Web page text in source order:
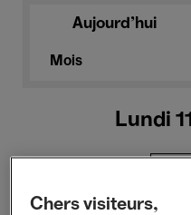
Aujourd'hui
Mois
Lundi
Chers visiteurs,